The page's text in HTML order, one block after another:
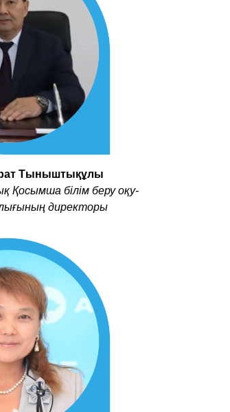
Тыныштықұлы
Қосымша білім беру оқу-
директоры